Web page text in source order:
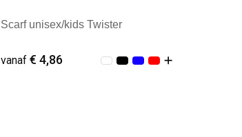
Scarf unisex/kids Twister
vanaf € 4,86